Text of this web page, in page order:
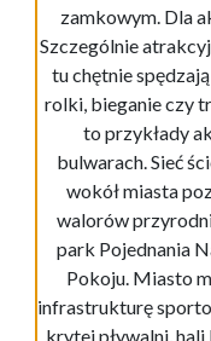
zamkowym. Dla
Szczególnie
tu chętnie
rolki, bieganie czy
to przykłady
bulwarach. Sieć
wokół miasta
walorów
park Pojednania
Pokoju. Miasto
infrastrukturę
krytej pływalni,